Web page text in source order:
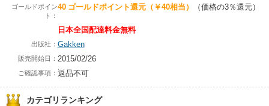
ゴールドポイン
ト：
40 ゴールドポイント還元（￥40相当） （価格の3％還元）
日本全国配達料金無料
出版社： Gakken
販売開始日： 2015/02/26
ご確認事項： 返品不可
カテゴリランキング